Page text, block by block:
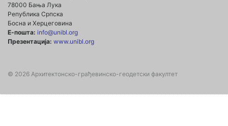
78000 Бања Лука
Република Српска
Босна и Херцеговина
Е-пошта: info@unibl.org
Презентација: www.unibl.org
© 2026 Архитектонско-грађевинско-геодетски факултет